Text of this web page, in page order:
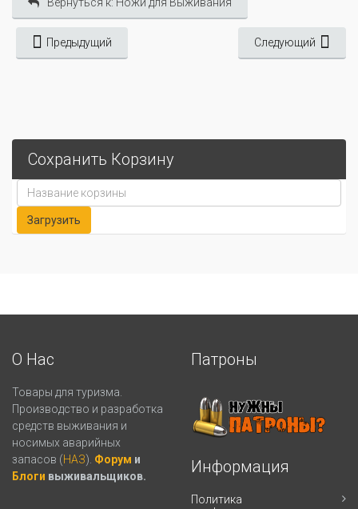
Вернуться к: Ножи для Выживания
Предыдущий Следующий
Сохранить Корзину
О Нас
Товары для туризма.
Производство и разработка
средств выживания и
носимых аварийных
запасов (НАЗ). Форум и
Блоги выживальщиков.
Патроны
Информация
Политика